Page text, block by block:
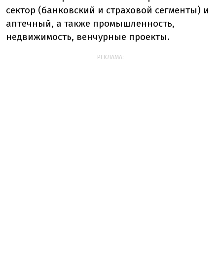
сектор (банковский и страховой сегменты) и
аптечный, а также промышленность,
недвижимость, венчурные проекты.
РЕКЛАМА: